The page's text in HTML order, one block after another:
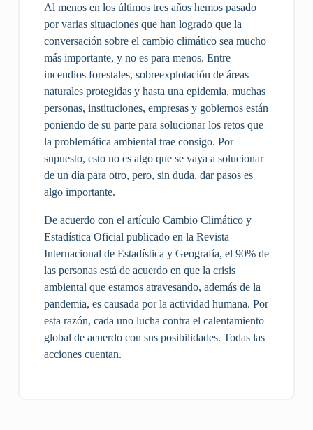
Al menos en los últimos tres años hemos pasado
por varias situaciones que han logrado que la
conversación sobre el cambio climático sea mucho
más importante, y no es para menos. Entre
incendios forestales, sobreexplotación de áreas
naturales protegidas y hasta una epidemia, muchas
personas, instituciones, empresas y gobiernos están
poniendo de su parte para solucionar los retos que
la problemática ambiental trae consigo. Por
supuesto, esto no es algo que se vaya a solucionar
de un día para otro, pero, sin duda, dar pasos es
algo importante.
De acuerdo con el artículo Cambio Climático y
Estadística Oficial publicado en la Revista
Internacional de Estadística y Geografía, el 90% de
las personas está de acuerdo en que la crisis
ambiental que estamos atravesando, además de la
pandemia, es causada por la actividad humana. Por
esta razón, cada uno lucha contra el calentamiento
global de acuerdo con sus posibilidades. Todas las
acciones cuentan.